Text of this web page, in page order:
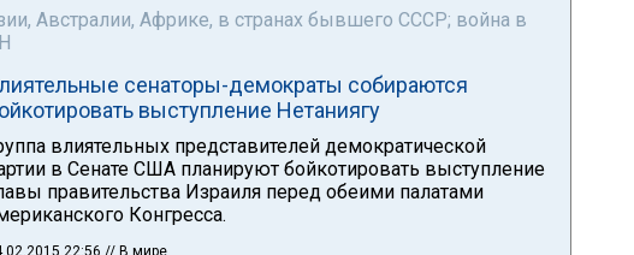
Австралии, Африке, в странах бывшего СССР; война в
сенаторы-демократы собираются
выступление Нетаниягу
влиятельных представителей демократической
в Сенате США планируют бойкотировать выступление
правительства Израиля перед обеими палатами
Конгресса.
22:56 // В мире